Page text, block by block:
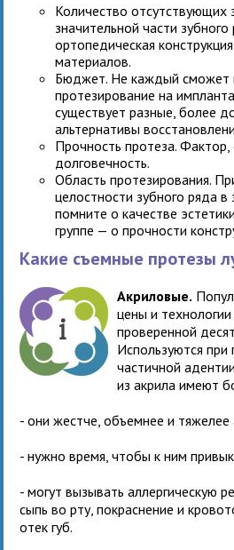
Количество отсутствующих
значительной части
ортопедическая
материалов.
Бюджет. Не каждый сможет
протезирование на
существует разные, более
альтернативы
Прочность протеза.
долговечность.
Область протезирования.
целостности зубного ряда в
помните о качестве
группе — о прочности
Какие съемные протезы
Акриловые.
цены и
проверенной
Используются при
частичной
из акрила имеют
- они жестче, объемнее и тяжелее
- нужно время, чтобы к ним
- могут вызывать аллергическую
сыпь во рту, покраснение и
отек губ.